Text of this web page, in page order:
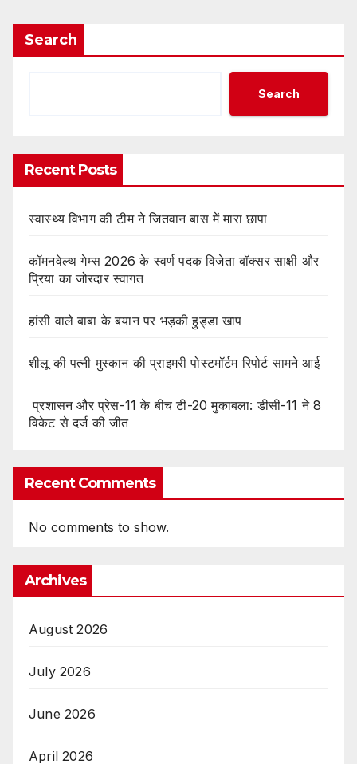
Search
Search
Recent Posts
स्वास्थ्य विभाग की टीम ने जितवान बास में मारा छापा
कॉमनवेल्थ गेम्स 2026 के स्वर्ण पदक विजेता बॉक्सर साक्षी और
प्रिया का जोरदार स्वागत
हांसी वाले बाबा के बयान पर भड़की हुड्डा खाप
शीलू की पत्नी मुस्कान की प्राइमरी पोस्टमॉर्टम रिपोर्ट सामने आई
प्रशासन और प्रेस-11 के बीच टी-20 मुकाबला: डीसी-11 ने 8
विकेट से दर्ज की जीत
Recent Comments
No comments to show.
Archives
August 2026
July 2026
June 2026
April 2026